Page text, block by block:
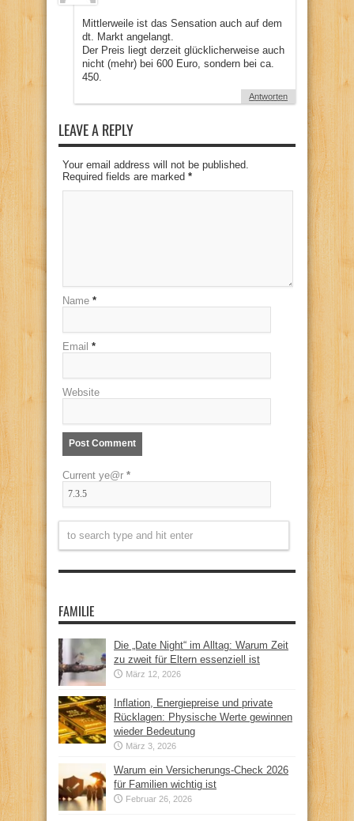
Mittlerweile ist das Sensation auch auf dem
dt. Markt angelangt.
Der Preis liegt derzeit glücklicherweise auch
nicht (mehr) bei 600 Euro, sondern bei ca.
450.
Antworten
LEAVE A REPLY
Your email address will not be published.
Required fields are marked *
Name *
Email *
Website
Current ye@r *
FAMILIE
Die „Date Night“ im Alltag: Warum Zeit
zu zweit für Eltern essenziell ist
März 12, 2026
Inflation, Energiepreise und private
Rücklagen: Physische Werte gewinnen
wieder Bedeutung
März 3, 2026
Warum ein Versicherungs-Check 2026
für Familien wichtig ist
Februar 26, 2026